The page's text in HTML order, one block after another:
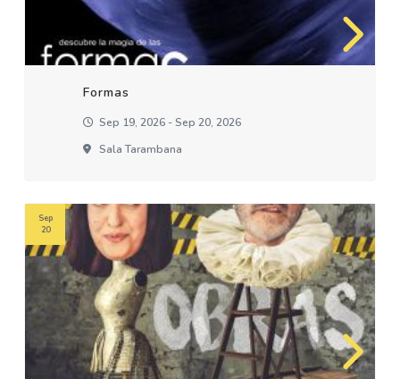
Formas
Sep 19, 2026 - Sep 20, 2026
Sala Tarambana
Sep
20